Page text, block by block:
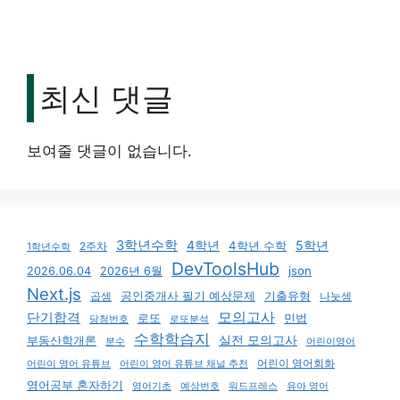
최신 댓글
보여줄 댓글이 없습니다.
1학년수학 2주차 3학년수학 4학년 4학년 수학 5학년
2026.06.04 2026년 6월 DevToolsHub json
Next.js 곱셈 공인중개사 필기 예상문제 기출유형 나눗셈
단기합격 당첨번호 로또 로또분석 모의고사
민법
부동산학개론
분수 수학학습지 실전 모의고사
어린이영어
어린이 영어 유튜브
어린이 영어 유튜브 채널 추천
어린이 영어회화
영어공부 혼자하기
영어기초 예상번호 워드프레스 유아 영어